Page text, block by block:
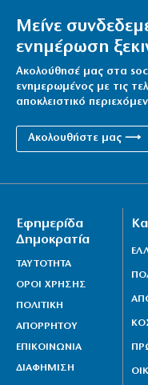
Μείνε
ενημέρωση
Ακολούθησέ μας στα
ενημερωμένος με τις
αποκλειστικό
Ακολουθήστε μας ⟶
Εφημερίδα
Δημοκρατία
ΤΑΥΤΟΤΗΤΑ
ΟΡΟΙ ΧΡΗΣΗΣ
ΠΟΛΙΤΙΚΗ
ΑΠΟΡΡΗΤΟΥ
ΕΠΙΚΟΙΝΩΝΙΑ
ΔΙΑΦΗΜΙΣΗ